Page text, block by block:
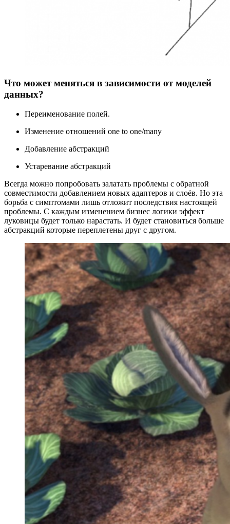
Что может меняться в зависимости от моделей
данных?
Переименование полей.
Изменение отношений one to one/many
Добавление абстракций
Устаревание абстракций
Всегда можно попробовать залатать проблемы с обратной
совместимости добавлением новых адаптеров и слоёв. Но эта
борьба с симптомами лишь отложит последствия настоящей
проблемы. С каждым изменением бизнес логики эффект
луковицы будет только нарастать. И будет становиться больше
абстракций которые переплетены друг с другом.